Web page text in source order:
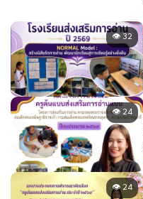
👁 32
👁 24
👁 24